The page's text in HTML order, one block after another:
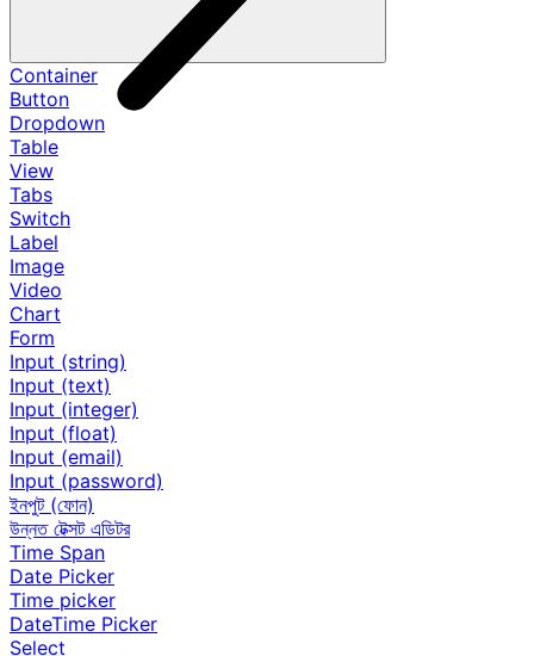
Container
Button
Dropdown
Table
View
Tabs
Switch
Label
Image
Video
Chart
Form
Input (string)
Input (text)
Input (integer)
Input (float)
Input (email)
Input (password)
ইনপুট (ফোন)
উন্নত টেক্সট এডিটর
Time Span
Date Picker
Time picker
DateTime Picker
Select